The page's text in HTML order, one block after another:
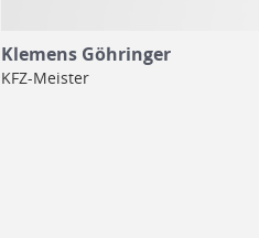
Klemens Göhringer
KFZ-Meister